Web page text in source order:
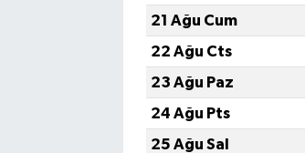
21 Ağu Cum
22 Ağu Cts
23 Ağu Paz
24 Ağu Pts
25 Ağu Sal